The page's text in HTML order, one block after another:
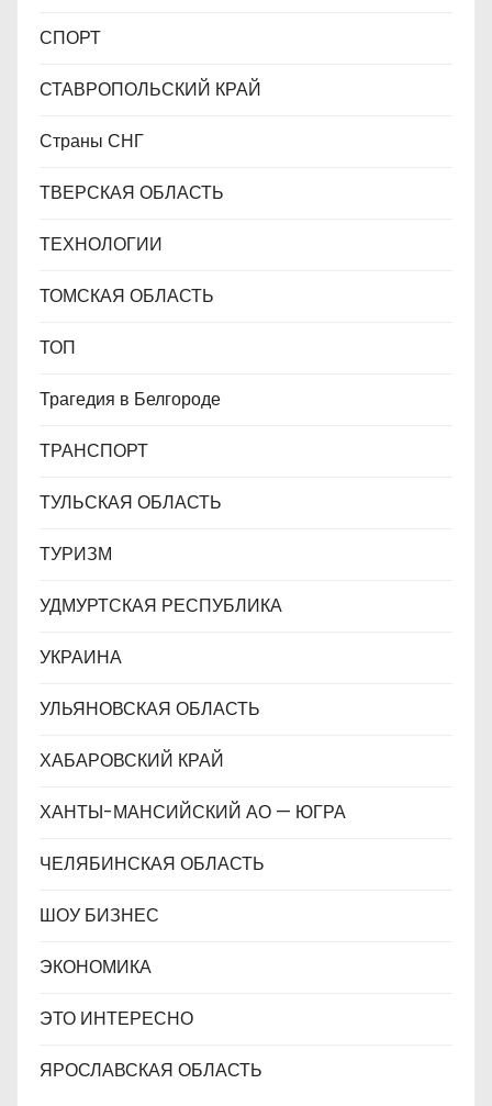
СПОРТ
СТАВРОПОЛЬСКИЙ КРАЙ
Страны СНГ
ТВЕРСКАЯ ОБЛАСТЬ
ТЕХНОЛОГИИ
ТОМСКАЯ ОБЛАСТЬ
ТОП
Трагедия в Белгороде
ТРАНСПОРТ
ТУЛЬСКАЯ ОБЛАСТЬ
ТУРИЗМ
УДМУРТСКАЯ РЕСПУБЛИКА
УКРАИНА
УЛЬЯНОВСКАЯ ОБЛАСТЬ
ХАБАРОВСКИЙ КРАЙ
ХАНТЫ-МАНСИЙСКИЙ АО — ЮГРА
ЧЕЛЯБИНСКАЯ ОБЛАСТЬ
ШОУ БИЗНЕС
ЭКОНОМИКА
ЭТО ИНТЕРЕСНО
ЯРОСЛАВСКАЯ ОБЛАСТЬ